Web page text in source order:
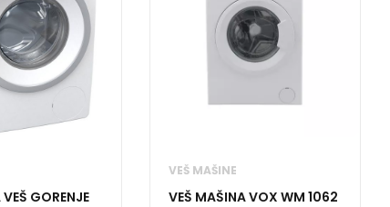
GORENJE
VEŠ MAŠINE
VEŠ MAŠINA VOX WM 1062